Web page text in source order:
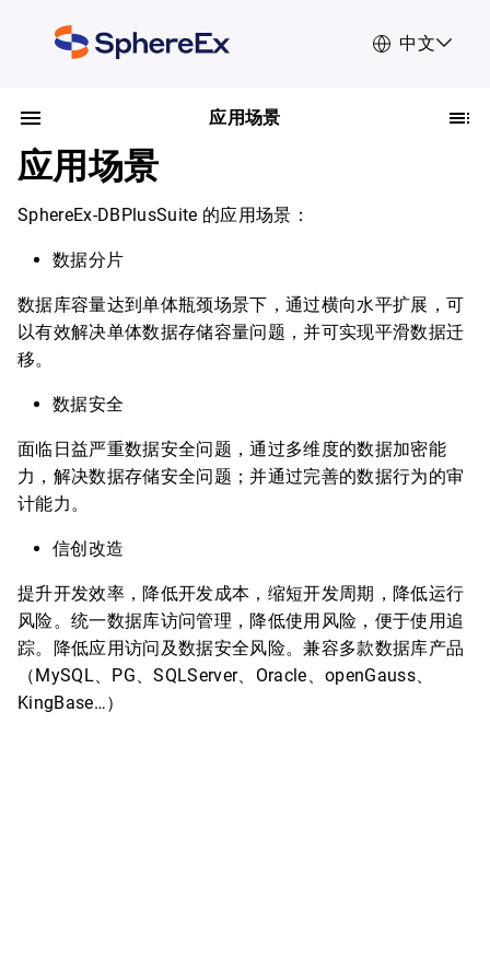
中文
应用场景
应用场景
SphereEx-DBPlusSuite 的应用场景：
数据分片
数据库容量达到单体瓶颈场景下，通过横向水平扩展，可
以有效解决单体数据存储容量问题，并可实现平滑数据迁
移。
数据安全
面临日益严重数据安全问题，通过多维度的数据加密能
力，解决数据存储安全问题；并通过完善的数据行为的审
计能力。
信创改造
提升开发效率，降低开发成本，缩短开发周期，降低运行
风险。统一数据库访问管理，降低使用风险，便于使用追
踪。降低应用访问及数据安全风险。兼容多款数据库产品
（MySQL、PG、SQLServer、Oracle、openGauss、
KingBase…）